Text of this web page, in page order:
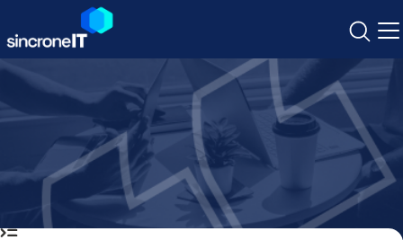
content
Cybersécurité
Infogérance
Opérateur & Mobilité